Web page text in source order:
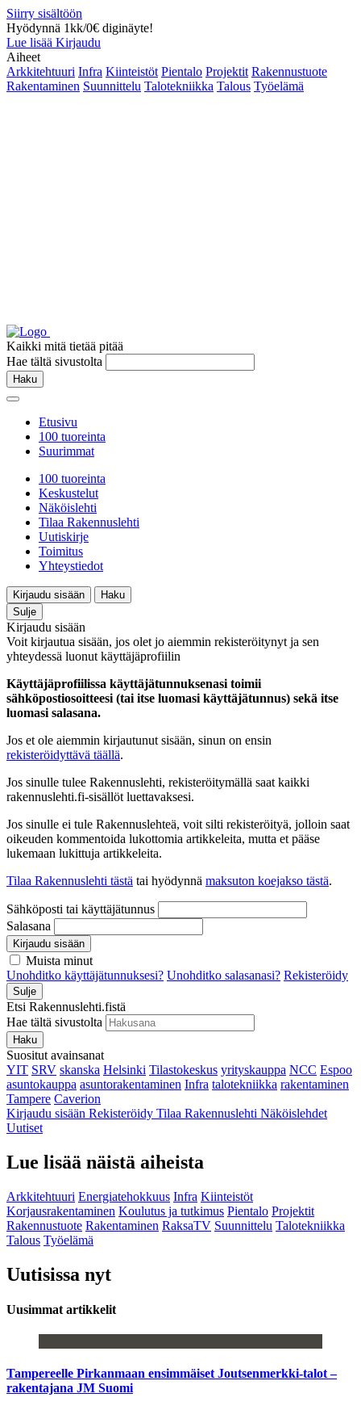
Siirry sisältöön
Hyödynnä 1kk/0€ diginäyte!
Lue lisää Kirjaudu
Aiheet
Arkkitehtuuri Infra Kiinteistöt Pientalo Projektit Rakennustuote
Rakentaminen Suunnittelu Talotekniikka Talous Työelämä
Kaikki mitä tietää pitää
Hae tältä sivustolta
Haku
Etusivu
100 tuoreinta
Suurimmat
100 tuoreinta
Keskustelut
Näköislehti
Tilaa Rakennuslehti
Uutiskirje
Toimitus
Yhteystiedot
Kirjaudu sisään
Haku
Sulje
Kirjaudu sisään
Voit kirjautua sisään, jos olet jo aiemmin rekisteröitynyt ja sen
yhteydessä luonut käyttäjäprofiilin
Käyttäjäprofiilissa käyttäjätunnuksenasi toimii
sähköpostiosoitteesi (tai itse luomasi käyttäjätunnus) sekä itse
luomasi salasana.
Jos et ole aiemmin kirjautunut sisään, sinun on ensin
rekisteröidyttävä täällä.
Jos sinulle tulee Rakennuslehti, rekisteröitymällä saat kaikki
rakennuslehti.fi-sisällöt luettavaksesi.
Jos sinulle ei tule Rakennuslehteä, voit silti rekisteröityä, jolloin saat
oikeuden kommentoida lukottomia artikkeleita, mutta et pääse
lukemaan lukittuja artikkeleita.
Tilaa Rakennuslehti tästä tai hyödynnä maksuton koejakso tästä.
Sähköposti tai käyttäjätunnus
Salasana
Kirjaudu sisään
Muista minut
Unohditko käyttäjätunnuksesi? Unohditko salasanasi? Rekisteröidy
Sulje
Etsi Rakennuslehti.fistä
Hae tältä sivustolta
Haku
Suositut avainsanat
YIT SRV skanska Helsinki Tilastokeskus yrityskauppa NCC Espoo
asuntokauppa asuntorakentaminen Infra talotekniikka rakentaminen
Tampere Caverion
Kirjaudu sisään Rekisteröidy Tilaa Rakennuslehti Näköislehdet
Uutiset
Lue lisää näistä aiheista
Arkkitehtuuri Energiatehokkuus Infra Kiinteistöt
Korjausrakentaminen Koulutus ja tutkimus Pientalo Projektit
Rakennustuote Rakentaminen RaksaTV Suunnittelu Talotekniikka
Talous Työelämä
Uutisissa nyt
Uusimmat artikkelit
Tampereelle Pirkanmaan ensimmäiset Joutsenmerkki-talot –
rakentajana JM Suomi